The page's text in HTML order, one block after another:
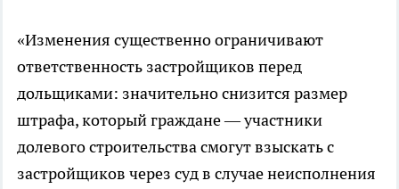
«Изменения существенно ограничивают
ответственность застройщиков перед
дольщиками: значительно снизится размер
штрафа, который граждане — участники
долевого строительства смогут взыскать с
застройщиков через суд в случае неисполнения